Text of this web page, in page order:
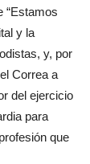
“Estamos
y la
y, por
Correa a
del ejercicio
para
que